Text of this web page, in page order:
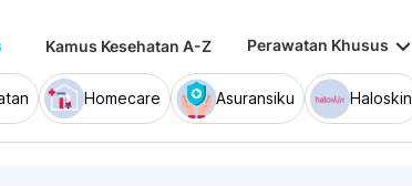
Kamus Kesehatan A-Z Perawatan Khusus keyboard_arrow_down
Homecare Asuransiku Haloskin